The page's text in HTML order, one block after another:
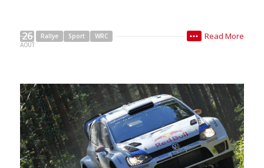
26
AOÛT
Rallye Sport WRC Read More
•••